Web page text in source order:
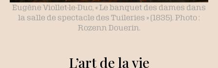
Eugène Viollet-le-Duc, « Le banquet des dames dans
la salle de spectacle des Tuileries » (1835). Photo :
Rozenn Douerin.
L’art de la vie